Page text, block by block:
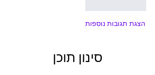
הצגת תגובות נוספות
סינון תוכן